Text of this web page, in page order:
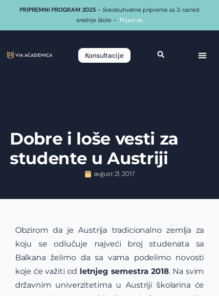
PRIPREMNI PROGRAM 2025 – Sveobuhvatne pripreme za 3. razred
srednje škole – Prijavi se
Konsultacije
Dobre i loše vesti za
studente u Austriji
avgust 21, 2017
Obzirom da je Austrija tradicionalno zemlja za
koju se odlučuje najveći broj studenata sa
Balkana želimo da sa vama podelimo novosti
koje će važiti od letnjeg semestra 2018. Na svim
državnim univerzitetima u Austriji školarina će